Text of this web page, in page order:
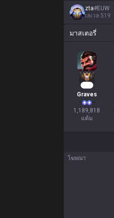
zta#EUW
เลเวล 519
มาสเตอรี่
Graves
1,189,818
แต้ม
โฆษณา